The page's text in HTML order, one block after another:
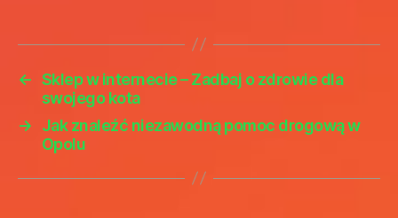
← Sklep w internecie – Zadbaj o zdrowie dla
swojego kota
→
Jak znaleźć niezawodną pomoc drogową w
Opolu